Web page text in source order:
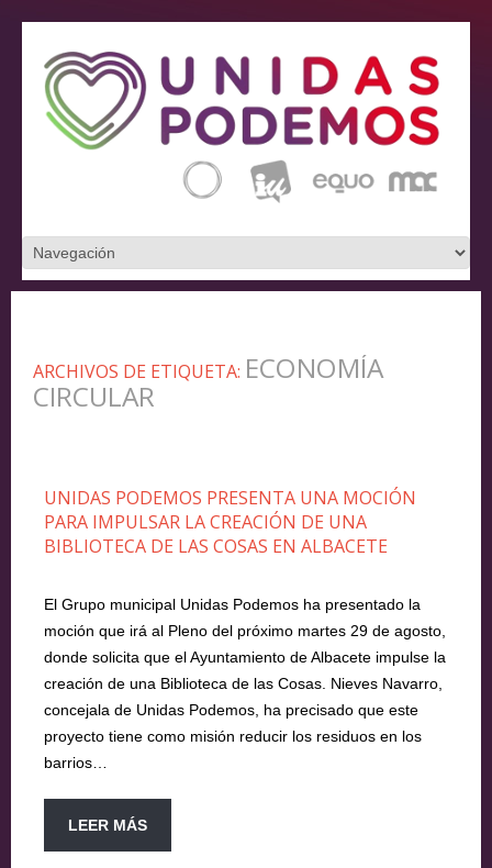
ARCHIVOS DE ETIQUETA: ECONOMÍA
CIRCULAR
UNIDAS PODEMOS PRESENTA UNA MOCIÓN
PARA IMPULSAR LA CREACIÓN DE UNA
BIBLIOTECA DE LAS COSAS EN ALBACETE
El Grupo municipal Unidas Podemos ha presentado la
moción que irá al Pleno del próximo martes 29 de agosto,
donde solicita que el Ayuntamiento de Albacete impulse la
creación de una Biblioteca de las Cosas. Nieves Navarro,
concejala de Unidas Podemos, ha precisado que este
proyecto tiene como misión reducir los residuos en los
barrios…
LEER MÁS